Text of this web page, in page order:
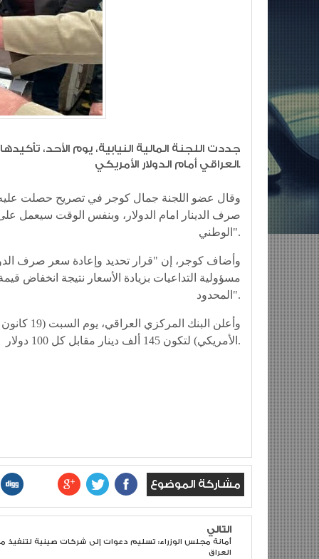
العراقي أمام الدولار الأمريكي.
وقال عضو اللجنة جمال كوجر في تصريح حصلت عليه
صرف الدينار امام الدولار، وبنفس الوقت سيعمل
الوطني".
وأضاف كوجر، إن "قرار تحديد وإعادة سعر صرف
مسؤولية التداعيات بزيادة الأسعار نتيجة انخفاض
المحدود".
الأمريكي) لتكون 145 ألف دينار مقابل كل 100 دولار.
مشاركة الموضوع
التالي
أمانة مجلس الوزراء: تسليم دعوات إلى شركات صينية
العراق